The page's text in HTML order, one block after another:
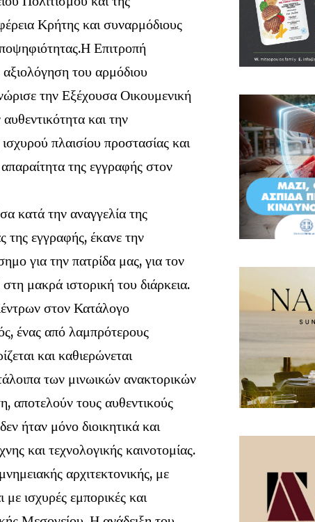
Κρήτης και συναρμόδιους
Επιτροπή
του αρμόδιου
την Εξέχουσα Οικουμενική
και την
πλαισίου προστασίας και
της εγγραφής στον
κατά την αναγγελία της
της εγγραφής, έκανε την
για την πατρίδα μας, για τον
μακρά ιστορική του διάρκεια.
στον Κατάλογο
ένας από λαμπρότερους
και καθιερώνεται
των μινωικών ανακτορικών
αποτελούν τους αυθεντικούς
ήταν μόνο διοικητικά και
και τεχνολογικής καινοτομίας.
αρχιτεκτονικής, με
ισχυρές εμπορικές και